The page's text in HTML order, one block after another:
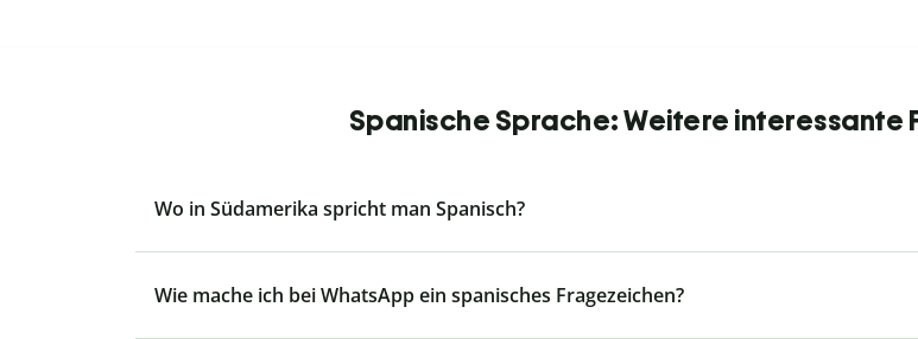
Spanische Sprache: Weitere interessante
Wo in Südamerika spricht man Spanisch?
Wie mache ich bei WhatsApp ein spanisches Fragezeichen?